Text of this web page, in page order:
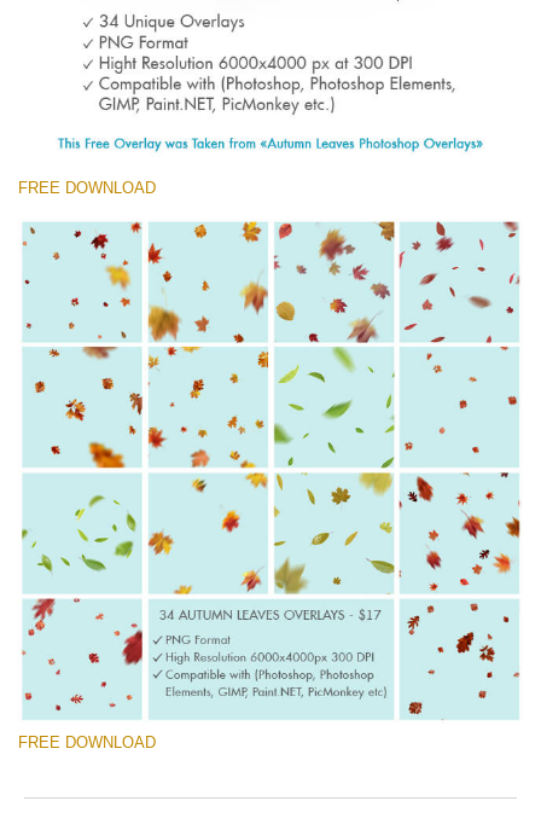
FREE DOWNLOAD
FREE DOWNLOAD